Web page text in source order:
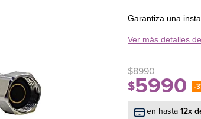
Garantiza una
para la entrada de
¿Por qué elegir
- Gran Caudal
para que el
Ver más detalles
$8990
$5990 -
en hasta 12x